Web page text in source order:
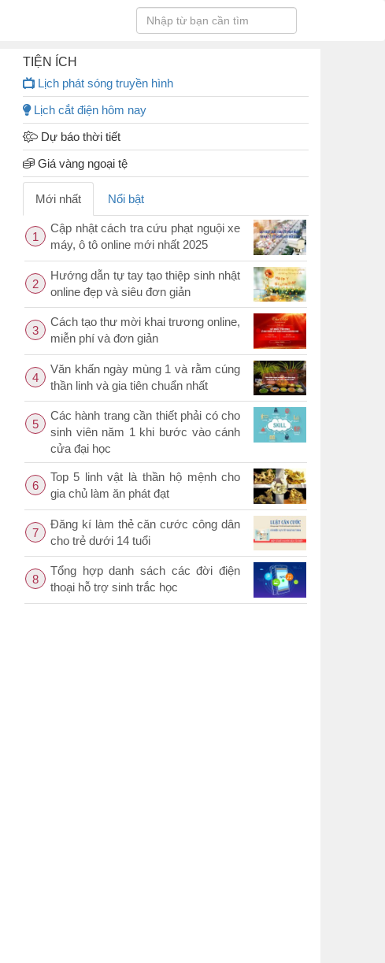
TIỆN ÍCH
Lịch phát sóng truyền hình
Lịch cắt điện hôm nay
Dự báo thời tiết
Giá vàng ngoại tệ
Mới nhất Nổi bật
1
Cập nhật cách tra cứu phạt nguội xe
máy, ô tô online mới nhất 2025
2
Hướng dẫn tự tay tạo thiệp sinh nhật
online đẹp và siêu đơn giản
3
Cách tạo thư mời khai trương online,
miễn phí và đơn giản
4
Văn khấn ngày mùng 1 và rằm cúng
thần linh và gia tiên chuẩn nhất
5
Các hành trang cần thiết phải có cho
sinh viên năm 1 khi bước vào cánh
cửa đại học
6
Top 5 linh vật là thần hộ mệnh cho
gia chủ làm ăn phát đạt
7
Đăng kí làm thẻ căn cước công dân
cho trẻ dưới 14 tuổi
8
Tổng hợp danh sách các đời điện
thoại hỗ trợ sinh trắc học